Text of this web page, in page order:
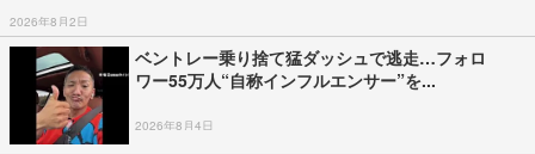
2026年8月2日
ベントレー乗り捨て猛ダッシュで逃走…フォロ
ワー55万人“自称インフルエンサー”を...
2026年8月4日